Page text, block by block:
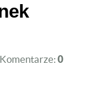
Komentarze: 0